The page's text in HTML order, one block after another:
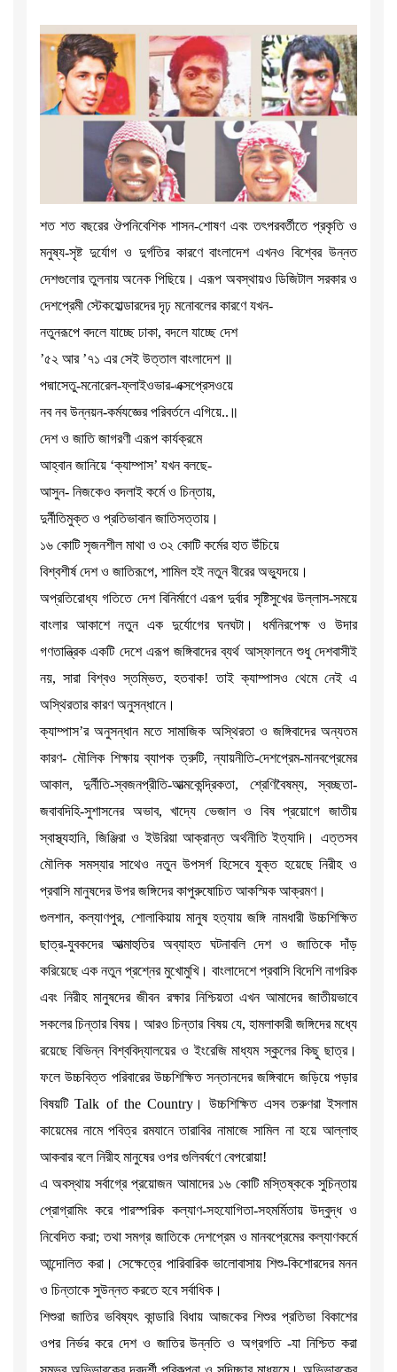
শত শত বছরের ঔপনিবেশিক শাসন-শোষণ এবং তৎপরবর্তীতে প্রকৃতি ও
মনুষ্য-সৃষ্ট দুর্যোগ ও দুর্গতির কারণে বাংলাদেশ এখনও বিশ্বের উন্নত
দেশগুলোর তুলনায় অনেক পিছিয়ে। এরূপ অবস্থায়ও ডিজিটাল সরকার ও
দেশপ্রেমী স্টেকহোল্ডারদের দৃঢ় মনোবলের কারণে যখন-
নতুনরূপে বদলে যাচ্ছে ঢাকা, বদলে যাচ্ছে দেশ
’৫২ আর ’৭১ এর সেই উত্তাল বাংলাদেশ ॥
পদ্মাসেতু-মনোরেল-ফ্লাইওভার-এক্সপ্রেসওয়ে
নব নব উন্নয়ন-কর্মযজ্ঞের পরিবর্তনে এগিয়ে..॥
দেশ ও জাতি জাগরণী এরূপ কার্যক্রমে
আহ্বান জানিয়ে ‘ক্যাম্পাস’ যখন বলছে-
আসুন- নিজকেও বদলাই কর্মে ও চিন্তায়,
দুর্নীতিমুক্ত ও প্রতিভাবান জাতিসত্তায়।
১৬ কোটি সৃজনশীল মাথা ও ৩২ কোটি কর্মের হাত উঁচিয়ে
বিশ্বশীর্ষ দেশ ও জাতিরূপে, শামিল হই নতুন বীরের অভ্যুদয়ে।
অপ্রতিরোধ্য গতিতে দেশ বিনির্মাণে এরূপ দুর্বার সৃষ্টিসুখের উল্লাস-সময়ে
বাংলার আকাশে নতুন এক দুর্যোগের ঘনঘটা। ধর্মনিরপেক্ষ ও উদার
গণতান্ত্রিক একটি দেশে এরূপ জঙ্গিবাদের ব্যর্থ আস্ফালনে শুধু দেশবাসীই
নয়, সারা বিশ্বও স্তম্ভিত, হতবাক! তাই ক্যাম্পাসও থেমে নেই এ
অস্থিরতার কারণ অনুসন্ধানে।
ক্যাম্পাস’র অনুসন্ধান মতে সামাজিক অস্থিরতা ও জঙ্গিবাদের অন্যতম
কারণ- মৌলিক শিক্ষায় ব্যাপক ত্রুটি, ন্যায়নীতি-দেশপ্রেম-মানবপ্রেমের
আকাল, দুর্নীতি-স্বজনপ্রীতি-আত্মকেন্দ্রিকতা, শ্রেণিবৈষম্য, স্বচ্ছতা-
জবাবদিহি-সুশাসনের অভাব, খাদ্যে ভেজাল ও বিষ প্রয়োগে জাতীয়
স্বাস্থ্যহানি, জিঞ্জিরা ও ইউরিয়া আক্রান্ত অর্থনীতি ইত্যাদি। এত্তসব
মৌলিক সমস্যার সাথেও নতুন উপসর্গ হিসেবে যুক্ত হয়েছে নিরীহ ও
প্রবাসি মানুষদের উপর জঙ্গিদের কাপুরুষোচিত আকস্মিক আক্রমণ।
গুলশান, কল্যাণপুর, শোলাকিয়ায় মানুষ হত্যায় জঙ্গি নামধারী উচ্চশিক্ষিত
ছাত্র-যুবকদের আত্মাহুতির অব্যাহত ঘটনাবলি দেশ ও জাতিকে দাঁড়
করিয়েছে এক নতুন প্রশ্নের মুখোমুখি। বাংলাদেশে প্রবাসি বিদেশি নাগরিক
এবং নিরীহ মানুষদের জীবন রক্ষার নিশ্চিয়তা এখন আমাদের জাতীয়ভাবে
সকলের চিন্তার বিষয়। আরও চিন্তার বিষয় যে, হামলাকারী জঙ্গিদের মধ্যে
রয়েছে বিভিন্ন বিশ্ববিদ্যালয়ের ও ইংরেজি মাধ্যম স্কুলের কিছু ছাত্র।
ফলে উচ্চবিত্ত পরিবারের উচ্চশিক্ষিত সন্তানদের জঙ্গিবাদে জড়িয়ে পড়ার
বিষয়টি Talk of the Country। উচ্চশিক্ষিত এসব তরুণরা ইসলাম
কায়েমের নামে পবিত্র রমযানে তারাবির নামাজে সামিল না হয়ে আল্লাহু
আকবার বলে নিরীহ মানুষের ওপর গুলিবর্ষণে বেপরোয়া!
এ অবস্থায় সর্বাগ্রে প্রয়োজন আমাদের ১৬ কোটি মস্তিষ্ককে সুচিন্তায়
প্রোগ্রামিং করে পারস্পরিক কল্যাণ-সহযোগিতা-সহমর্মিতায় উদ্বুদ্ধ ও
নিবেদিত করা; তথা সমগ্র জাতিকে দেশপ্রেম ও মানবপ্রেমের কল্যাণকর্মে
আন্দোলিত করা। সেক্ষেত্রে পারিবারিক ভালোবাসায় শিশু-কিশোরদের মনন
ও চিন্তাকে সুউন্নত করতে হবে সর্বাধিক।
শিশুরা জাতির ভবিষ্যৎ কান্ডারি বিধায় আজকের শিশুর প্রতিভা বিকাশের
ওপর নির্ভর করে দেশ ও জাতির উন্নতি ও অগ্রগতি -যা নিশ্চিত করা